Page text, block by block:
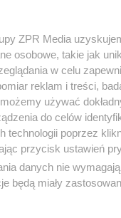
ZPR Media
osobowe, takie jak
w celu
reklam i treści,
używać
do celów
poprzez
przycisk ustawień
danych nie
będą miały